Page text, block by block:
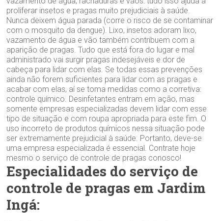
proliferar insetos e pragas muito prejudiciais à saúde.
Nunca deixem água parada (corre o risco de se contaminar
com o mosquito da dengue). Lixo, insetos adoram lixo,
vazamento de água e vão também contribuem com a
aparição de pragas. Tudo que está fora do lugar e mal
administrado vai surgir pragas indesejáveis e dor de
cabeça para lidar com elas. Se todas essas prevenções
ainda não forem suficientes para lidar com as pragas e
acabar com elas, aí se toma medidas como a corretiva:
controle químico. Desinfetantes entram em ação, mas
somente empresas especializadas devem lidar com esse
tipo de situação e com roupa apropriada para este fim. O
uso incorreto de produtos químicos nessa situação pode
ser extremamente prejudicial à saúde. Portanto, deve-se
uma empresa especializada é essencial. Contrate hoje
mesmo o serviço de controle de pragas conosco!
Especialidades do serviço de
controle de pragas em Jardim
Ingá: